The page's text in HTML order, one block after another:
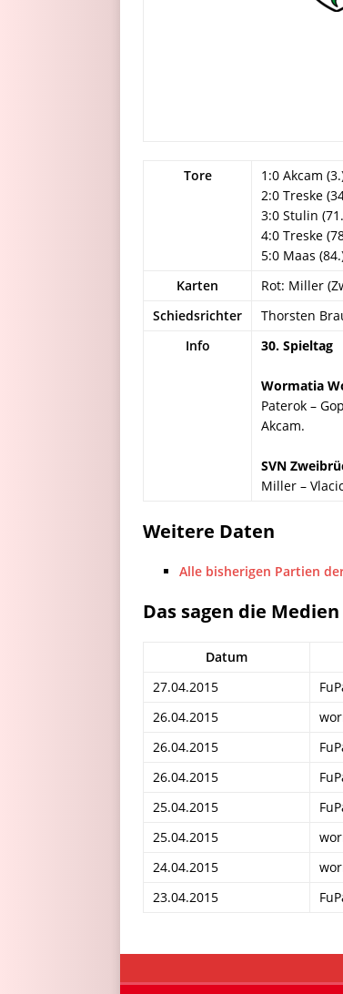
Tore
1:0 Akcam
2:0 Treske
3:0 Stulin
4:0 Treske
5:0 Maas
Karten
Rot: Miller
Schiedsrichter
Thorsten
Info
30. Spieltag
Wormatia
Paterok –
Akcam.
SVN
Miller –
Weitere Daten
Alle bisherigen Partien
Das sagen die
Datum
27.04.2015
26.04.2015
26.04.2015
26.04.2015
25.04.2015
25.04.2015
24.04.2015
23.04.2015